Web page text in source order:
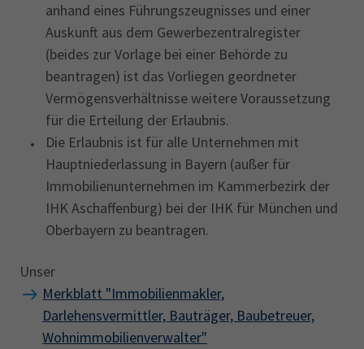
anhand eines Führungszeugnisses und einer
Auskunft aus dem Gewerbezentralregister
(beides zur Vorlage bei einer Behörde zu
beantragen) ist das Vorliegen geordneter
Vermögensverhältnisse weitere Voraussetzung
für die Erteilung der Erlaubnis.
Die Erlaubnis ist für alle Unternehmen mit
Hauptniederlassung in Bayern (außer für
Immobilienunternehmen im Kammerbezirk der
IHK Aschaffenburg) bei der IHK für München und
Oberbayern zu beantragen.
Unser
Merkblatt "Immobilienmakler,
Darlehensvermittler, Bauträger, Baubetreuer,
Wohnimmobilienverwalter"